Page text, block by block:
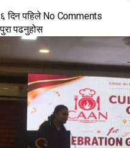
६ दिन पहिले No Comments
पुरा पढनुहोस